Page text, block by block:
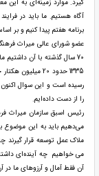
گیرد. موارد زمینه‌ای به این
آگاه هستیم. ما باید در
برنامه هفتم پیدا کنیم و بر
عضو شورای عالی میراث
70 سال گذشته با آن
را از دست داده‌ایم.
رئیس اسبق سازمان میراث
می‌دهیم باید به این موضوع
ملاک عمل توسعه قرار گیرند
می خواهیم چه آینده‌ای داشته
آن فقط آمال و آرزوهای ما در